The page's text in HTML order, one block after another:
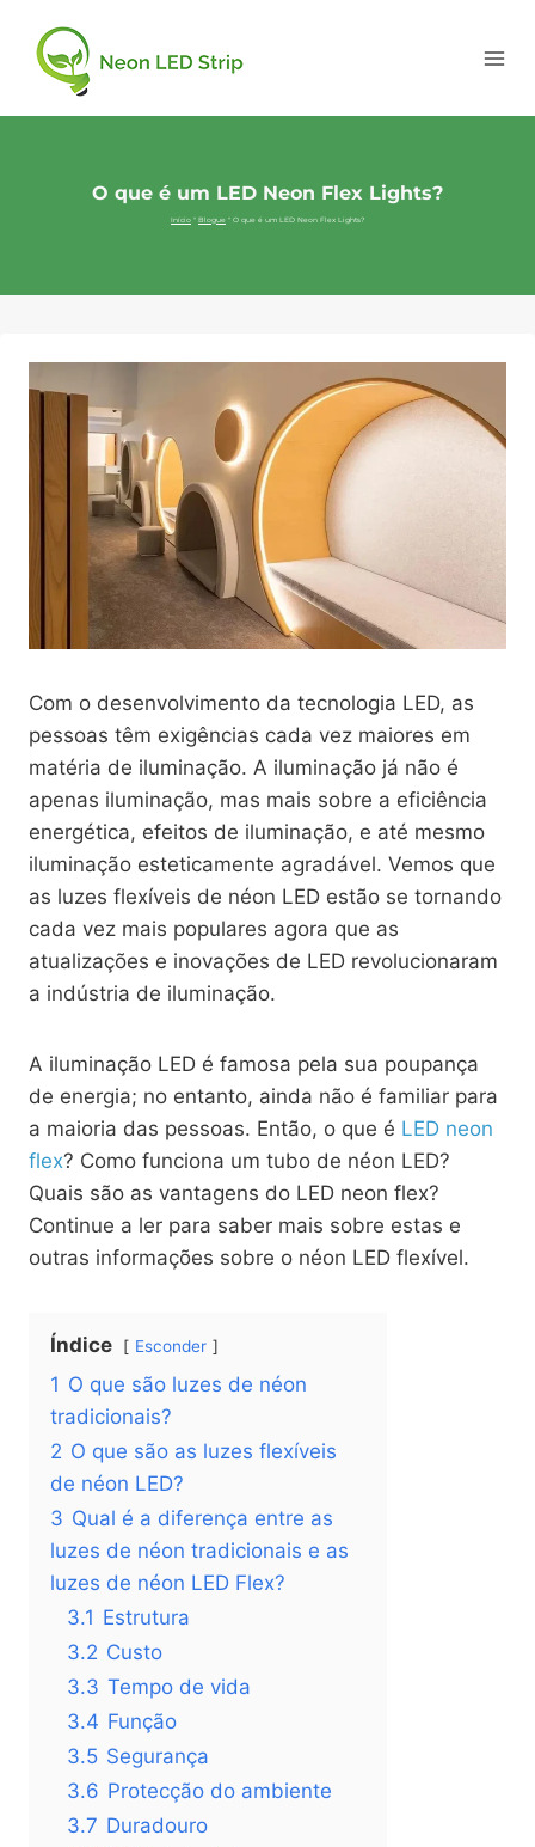
O que é um LED Neon Flex Lights?
Início " Blogue " O que é um LED Neon Flex Lights?
Com o desenvolvimento da tecnologia LED, as
pessoas têm exigências cada vez maiores em
matéria de iluminação. A iluminação já não é
apenas iluminação, mas mais sobre a eficiência
energética, efeitos de iluminação, e até mesmo
iluminação esteticamente agradável. Vemos que
as luzes flexíveis de néon LED estão se tornando
cada vez mais populares agora que as
atualizações e inovações de LED revolucionaram
a indústria de iluminação.
A iluminação LED é famosa pela sua poupança
de energia; no entanto, ainda não é familiar para
a maioria das pessoas. Então, o que é LED neon
flex? Como funciona um tubo de néon LED?
Quais são as vantagens do LED neon flex?
Continue a ler para saber mais sobre estas e
outras informações sobre o néon LED flexível.
Índice Esconder
1 O que são luzes de néon
tradicionais?
2 O que são as luzes flexíveis
de néon LED?
3 Qual é a diferença entre as
luzes de néon tradicionais e as
luzes de néon LED Flex?
3.1 Estrutura
3.2 Custo
3.3 Tempo de vida
3.4 Função
3.5 Segurança
3.6 Protecção do ambiente
3.7 Duradouro